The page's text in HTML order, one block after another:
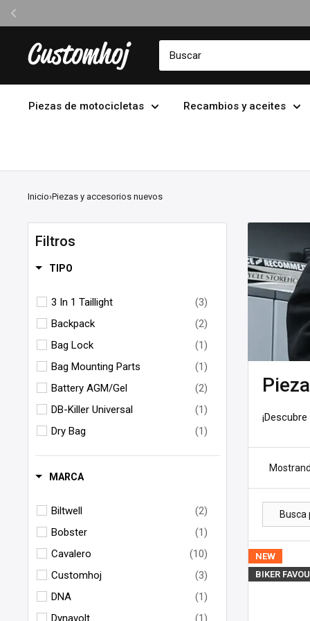
directamente
Customhoj
Piezas de motocicletas Recambios y aceites
Inicio›Piezas y accesorios nuevos
Filtros
TIPO
3 In 1 Taillight
(3)
Backpack
(2)
Bag Lock
(1)
Bag Mounting Parts
(1)
Battery AGM/Gel
(2)
DB-Killer Universal
(1)
Dry Bag
(1)
Fuel Bottle / Gas Can
(2)
Full Face Helmets
Gloves
(5)
Handlebar Bag
(3)
Hard Saddlebag
(1)
Harley Seat
(2)
Headlight Insert
(3)
MARCA
Biltwell
(2)
Bobster
(1)
Cavalero
(10)
Customhoj
(3)
DNA
(1)
Dynavolt
(1)
NEW
BIKER